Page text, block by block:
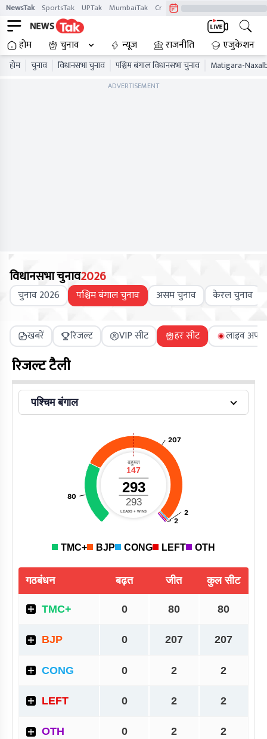
NewsTak SportsTak UPTak MumbaiTak CrimeTak
होम चुनाव न्यूज़ राजनीति एजुकेशन
होम चुनाव विधानसभा चुनाव पश्चिम बंगाल विधानसभा चुनाव Matigara-
ADVERTISEMENT
विधानसभा चुनाव2026
चुनाव 2026 पश्चिम बंगाल चुनाव असम चुनाव केरल चुनाव
खबरें रिजल्ट VIP सीट हर सीट लाइव
रिजल्ट टैली